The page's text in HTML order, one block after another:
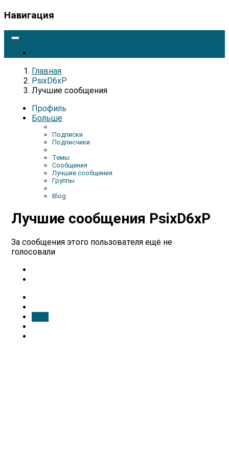
Навигация
Главная
PsixD6xP
Лучшие сообщения
Профиль
Больше
Подписки
Подписчики
Темы
Сообщения
Лучшие сообщения
Группы
Blog
Лучшие сообщения PsixD6xP
За сообщения этого пользователя ещё не
голосовали